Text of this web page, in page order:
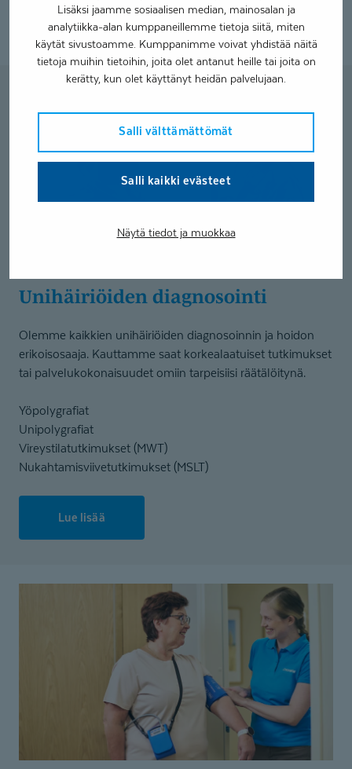
Lisäksi jaamme sosiaalisen median, mainosalan ja
analytiikka-alan kumppaneillemme tietoja siitä, miten
käytät sivustoamme. Kumppanimme voivat yhdistää näitä
tietoja muihin tietoihin, joita olet antanut heille tai joita on
kerätty, kun olet käyttänyt heidän palvelujaan.
Salli välttämättömät
Salli kaikki evästeet
Näytä tiedot ja muokkaa
Lue lisää
Unihäiriöiden diagnosointi
Olemme kaikkien unihäiriöiden diagnosoinnin ja hoidon
erikoisosaaja. Kauttamme saat korkealaatuiset tutkimukset
tai palvelukokonaisuudet omiin tarpeisiisi räätälöitynä.
Yöpolygrafiat
Unipolygrafiat
Vireystilatutkimukset (MWT)
Nukahtamisviivetutkimukset (MSLT)
Lue lisää